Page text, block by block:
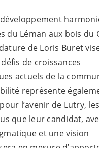
du Léman aux bois du
de Loris Buret
de croissances
actuels de la
représente
l’avenir de Lutry,
que leur candidat,
et une vision